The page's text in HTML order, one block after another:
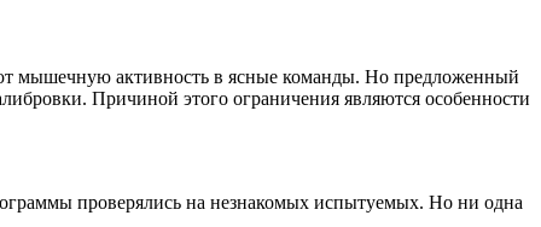
мышечную активность в ясные команды. Но предложенный
Причиной этого ограничения являются особенности
проверялись на незнакомых испытуемых. Но ни одна